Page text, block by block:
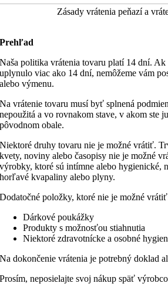
Zásady vrátenia peňazí a
Prehľad
Naša politika vrátenia tovaru platí 14 dní. Ak
uplynulo viac ako 14 dní, nemôžeme vám
alebo výmenu.
Na vrátenie tovaru musí byť splnená
nepoužitá a vo rovnakom stave, v akom ste
pôvodnom obale.
Niektoré druhy tovaru nie je možné vrátiť.
kvety, noviny alebo časopisy nie je možné
výrobky, ktoré sú intímne alebo hygienické,
horľavé kvapaliny alebo plyny.
Dodatočné položky, ktoré nie je možné
Dárkové poukážky
Produkty s možnosťou stiahnutia
Niektoré zdravotnícke a osobné
Na dokončenie vrátenia je potrebný doklad
Prosím, neposielajte svoj nákup späť